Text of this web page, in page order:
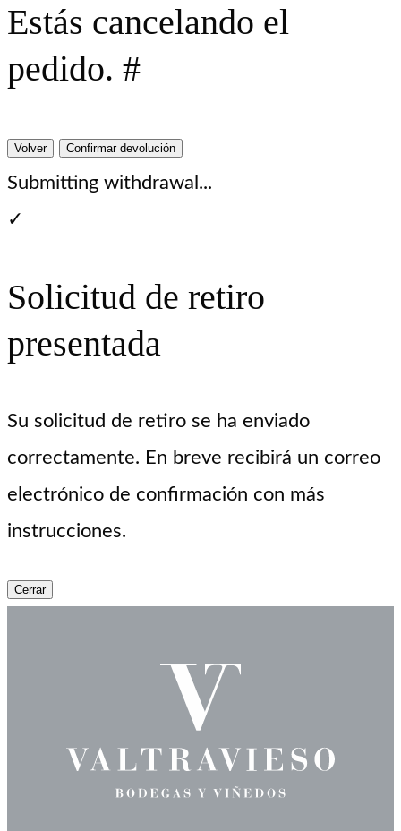
Estás cancelando el
pedido. #
Volver Confirmar devolución
Submitting withdrawal...
✓
Solicitud de retiro
presentada
Su solicitud de retiro se ha enviado
correctamente. En breve recibirá un correo
electrónico de confirmación con más
instrucciones.
Cerrar